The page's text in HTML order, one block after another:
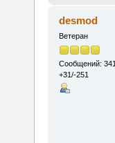
desmod
Ветеран
Сообщений: 341
+31/-251